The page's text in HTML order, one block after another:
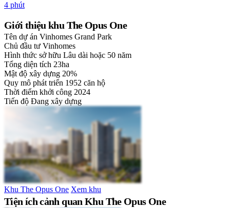
4 phút
Giới thiệu khu The Opus One
Tên dự án Vinhomes Grand Park
Chủ đầu tư Vinhomes
Hình thức sở hữu Lâu dài hoặc 50 năm
Tổng diện tích 23ha
Mật độ xây dựng 20%
Quy mô phát triển 1952 căn hộ
Thời điểm khởi công 2024
Tiến độ Đang xây dựng
Khu The Opus One Xem khu
Tiện ích cảnh quan Khu The Opus One